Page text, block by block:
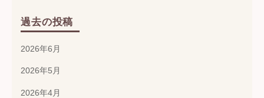
過去の投稿
2026年6月
2026年5月
2026年4月